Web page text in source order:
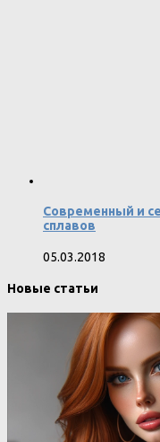
Современный и
сплавов
05.03.2018
Новые статьи